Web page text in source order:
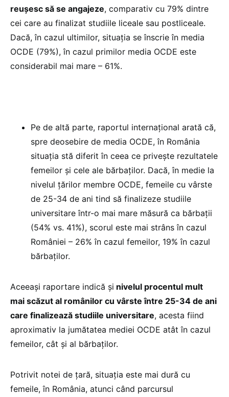
reușesc să se angajeze, comparativ cu 79% dintre
cei care au finalizat studiile liceale sau postliceale.
Dacă, în cazul ultimilor, situația se înscrie în media
OCDE (79%), în cazul primilor media OCDE este
considerabil mai mare – 61%.
Pe de altă parte, raportul internațional arată că,
spre deosebire de media OCDE, în România
situația stă diferit în ceea ce privește rezultatele
femeilor și cele ale bărbaților. Dacă, în medie la
nivelul țărilor membre OCDE, femeile cu vârste
de 25-34 de ani tind să finalizeze studiile
universitare într-o mai mare măsură ca bărbații
(54% vs. 41%), scorul este mai strâns în cazul
României – 26% în cazul femeilor, 19% în cazul
bărbaților.
Aceeași raportare indică și nivelul procentul mult
mai scăzut al românilor cu vârste între 25-34 de ani
care finalizează studiile universitare, acesta fiind
aproximativ la jumătatea mediei OCDE atât în cazul
femeilor, cât și al bărbaților.
Potrivit notei de țară, situația este mai dură cu
femeile, în România, atunci când parcursul